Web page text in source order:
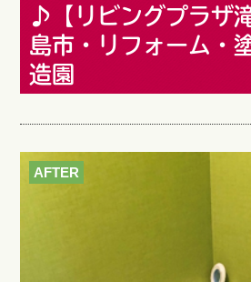
♪【リビングプラザ
島市・リフォーム・
造園
AFTER